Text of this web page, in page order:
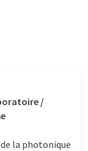
/
la photonique